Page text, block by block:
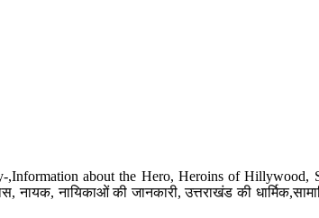
,Information about the Hero, Heroins of Hillywood,
नायक, नायिकाओं की जानकारी, उत्तराखंड की